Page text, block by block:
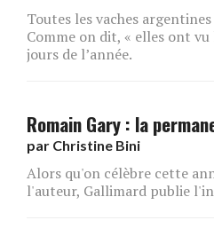
Toutes les vaches
Comme on dit, « elles ont
jours de l’année.
Romain Gary : la
par Christine Bini
Alors qu'on célèbre cette
l'auteur, Gallimard publie